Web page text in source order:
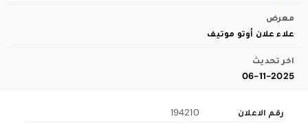
معرض
علاء علان أوتو موتيف
اخر تحديث
06-11-2025
رقم الاعلان
194210